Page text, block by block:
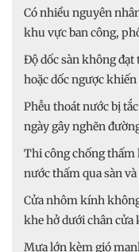
Có nhiều nguyên
khu vực ban công,
Độ dốc sàn không đạt
hoặc dốc ngược
Phễu thoát nước bị
ngày gây nghẽn
Thi công chống thấm
nước thấm qua sàn
Cửa nhôm kính
khe hở dưới chân cửa
Mưa lớn kèm gió